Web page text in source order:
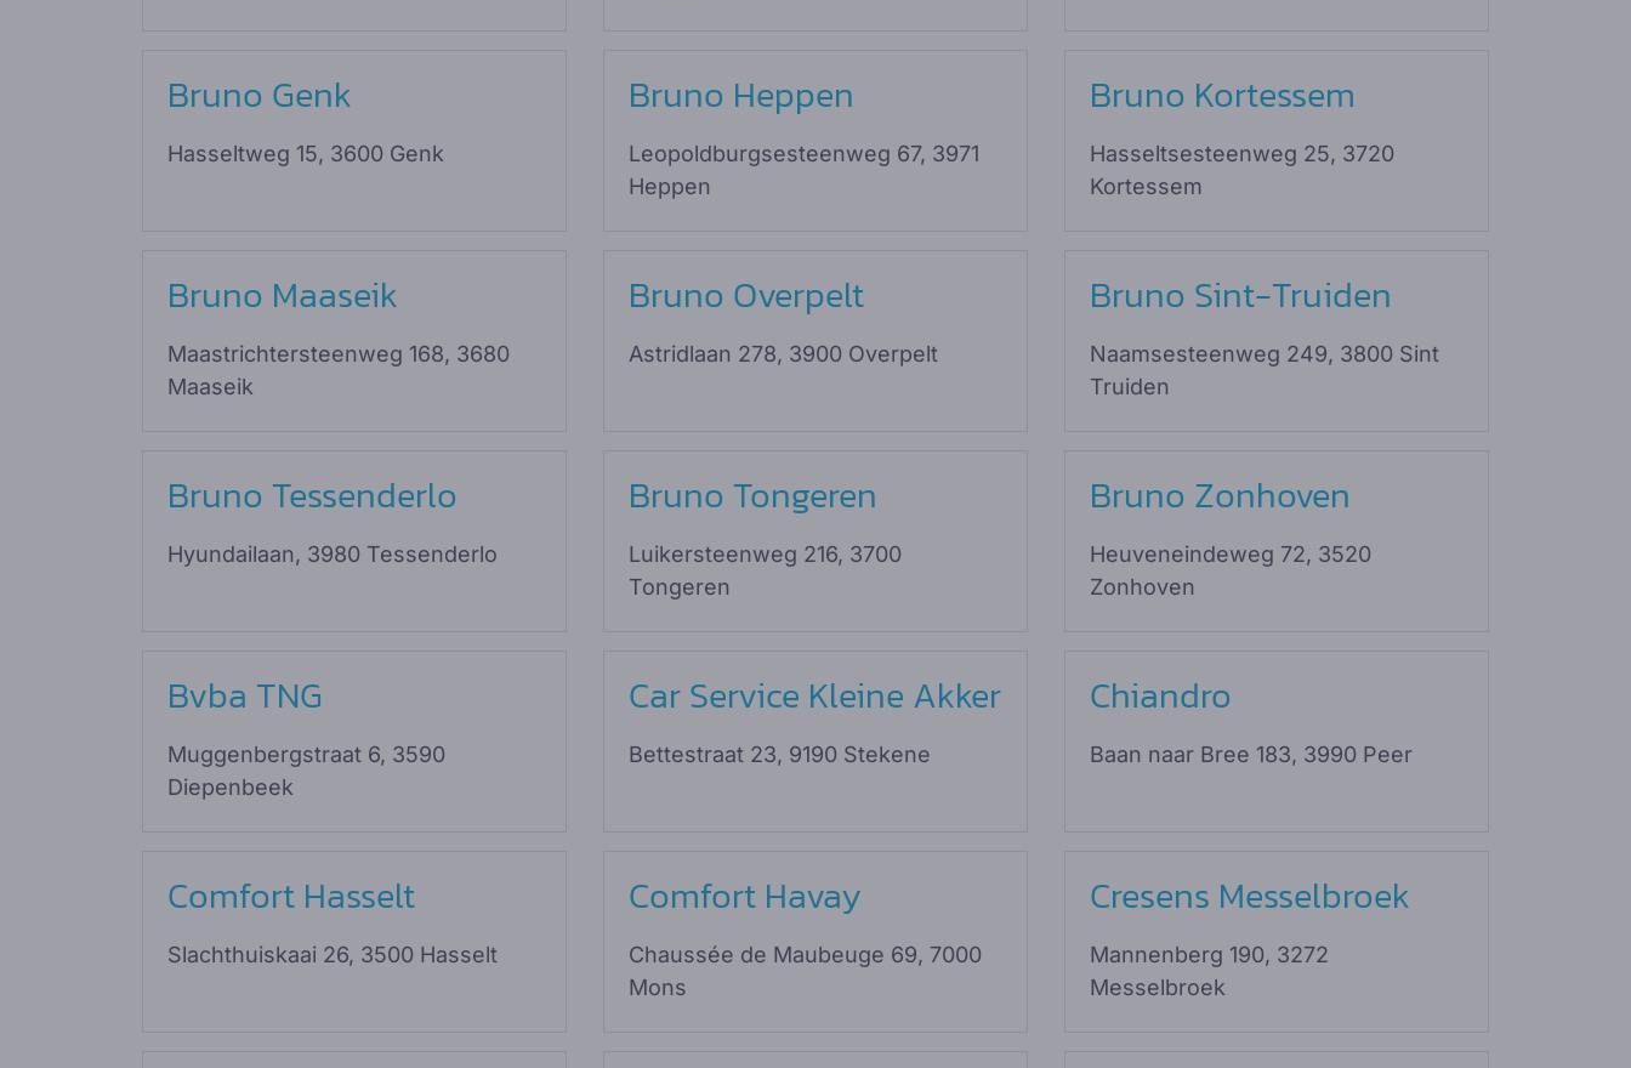
Bruno Genk
Hasseltweg 15, 3600 Genk
Bruno Heppen
Leopoldburgsesteenweg 67, 3971
Heppen
Bruno Kortessem
Hasseltsesteenweg 25, 3720
Kortessem
Bruno Maaseik
Maastrichtersteenweg 168, 3680
Maaseik
Bruno Overpelt
Astridlaan 278, 3900 Overpelt
Bruno Sint-Truiden
Naamsesteenweg 249, 3800 Sint
Truiden
Bruno Tessenderlo
Hyundailaan, 3980 Tessenderlo
Bruno Tongeren
Luikersteenweg 216, 3700
Tongeren
Bruno Zonhoven
Heuveneindeweg 72, 3520
Zonhoven
Bvba TNG
Muggenbergstraat 6, 3590
Diepenbeek
Car Service Kleine Akker
Bettestraat 23, 9190 Stekene
Chiandro
Baan naar Bree 183, 3990 Peer
Comfort Hasselt
Slachthuiskaai 26, 3500 Hasselt
Comfort Havay
Chaussée de Maubeuge 69, 7000
Mons
Cresens Messelbroek
Mannenberg 190, 3272
Messelbroek